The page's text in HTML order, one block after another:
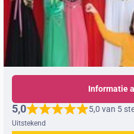
Informatie
5,0 5,0 van 5
Uitstekend